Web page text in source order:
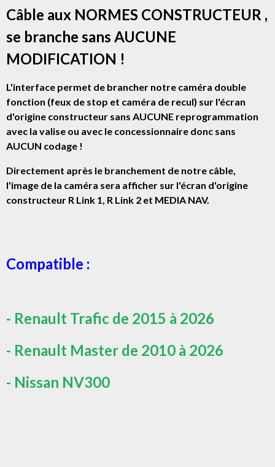
Câble aux NORMES CONSTRUCTEUR ,
se branche sans AUCUNE
MODIFICATION !
L'interface permet de brancher notre caméra double
fonction (feux de stop et caméra de recul) sur l'écran
d'origine constructeur sans AUCUNE reprogrammation
avec la valise ou avec le concessionnaire donc sans
AUCUN codage !
Directement après le branchement de notre câble,
l'image de la caméra sera afficher sur l'écran d'origine
constructeur R Link 1, R Link 2 et MEDIA NAV.
Compatible :
- Renault Trafic de 2015 à 2026
- Renault Master de 2010 à 2026
- Nissan NV300